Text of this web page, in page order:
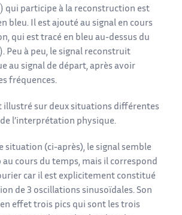
qui participe à la reconstruction est
bleu. Il est ajouté au signal en cours
qui est tracé en bleu au-dessus du
. Peu à peu, le signal reconstruit
au signal de départ, après avoir
fréquences.
illustré sur deux situations différentes
l’interprétation physique.
situation (ci-après), le signal semble
cours du temps, mais il correspond
car il est explicitement constitué
de 3 oscillations sinusoïdales. Son
effet trois pics qui sont les trois